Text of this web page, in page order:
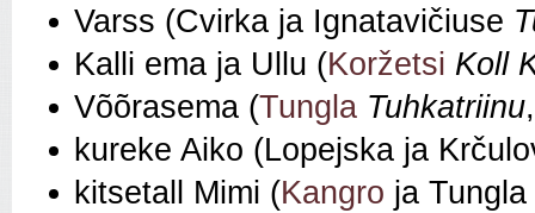
Varss (Cvirka ja Ignatavičiuse
Kalli ema ja Ullu (Koržetsi Koll
Võõrasema (Tungla Tuhkatriinu
kureke Aiko (Lopejska ja
kitsetall Mimi (Kangro ja Tungla